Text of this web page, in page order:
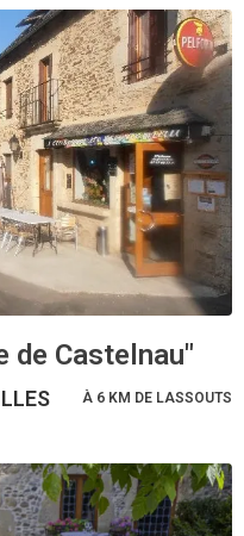
de Castelnau"
À 6 KM DE LASSOUTS